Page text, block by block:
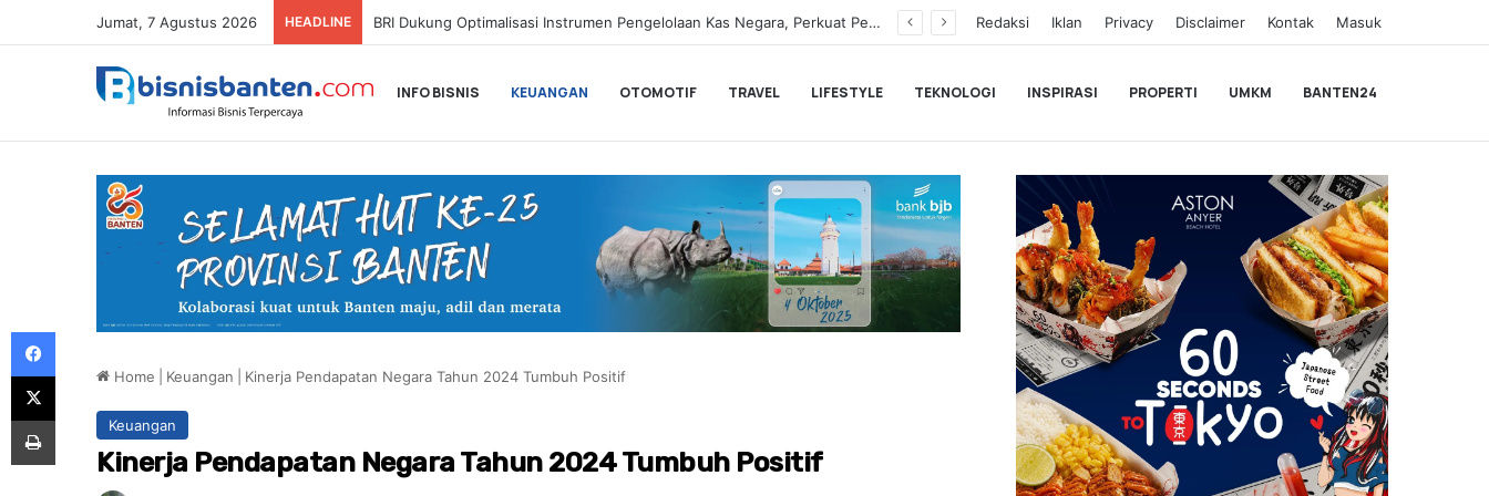
Jumat, 7 Agustus 2026 HEADLINE Hampir Sentuh 70.000 Pengguna, Polytron Optimis Sambut Ajang GIIAS 2026 dengan Respon Positif Redaksi Iklan Privacy Disclaimer Kontak Masuk
INFO BISNIS KEUANGAN OTOMOTIF TRAVEL LIFESTYLE TEKNOLOGI INSPIRASI PROPERTI UMKM BANTEN24
Home Keuangan Kinerja Pendapatan Negara Tahun 2024 Tumbuh Positif
Keuangan
Kinerja Pendapatan Negara Tahun 2024 Tumbuh Positif
Facebook